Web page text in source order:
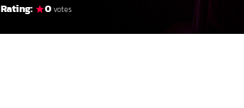
Rating:
0votes